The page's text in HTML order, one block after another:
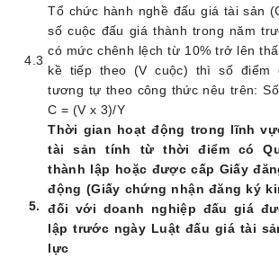
4.3
Tổ chức hành nghề đấu giá tài sản
số cuộc đấu giá thành trong năm
có mức chênh lệch từ 10% trở lên
kề tiếp theo (V cuộc) thì số điểm
tương tự theo công thức nêu trên:
C = (V x 3)/Y
5.
Thời gian hoạt động trong lĩnh
tài sản tính từ thời điểm có
thành lập hoặc được cấp Giấy
động (Giấy chứng nhận đăng ký
đối với doanh nghiệp đấu giá
lập trước ngày Luật đấu giá tài
lực